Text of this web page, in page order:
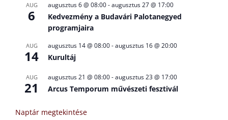
AUG
6
augusztus 6 @ 08:00-augusztus 27 @ 17:00
Kedvezmény a Budavári Palotanegyed
programjaira
AUG
14
augusztus 14 @ 08:00-augusztus 16 @ 20:00
Kurultáj
AUG
21
augusztus 21 @ 08:00-augusztus 23 @ 17:00
Arcus Temporum művészeti fesztivál
Naptár megtekintése